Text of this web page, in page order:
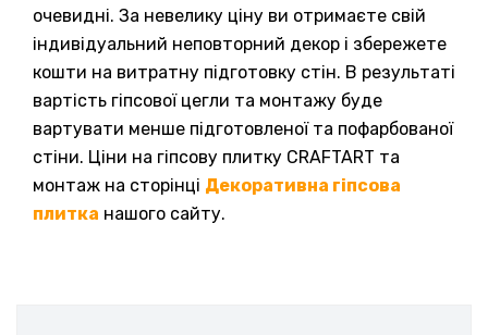
очевидні. За невелику ціну ви отримаєте свій
індивідуальний неповторний декор і збережете
кошти на витратну підготовку стін. В результаті
вартість гіпсової цегли та монтажу буде
вартувати менше підготовленої та пофарбованої
стіни. Ціни на гіпсову плитку CRAFTART та
монтаж на сторінці Декоративна гіпсова
плитка нашого сайту.